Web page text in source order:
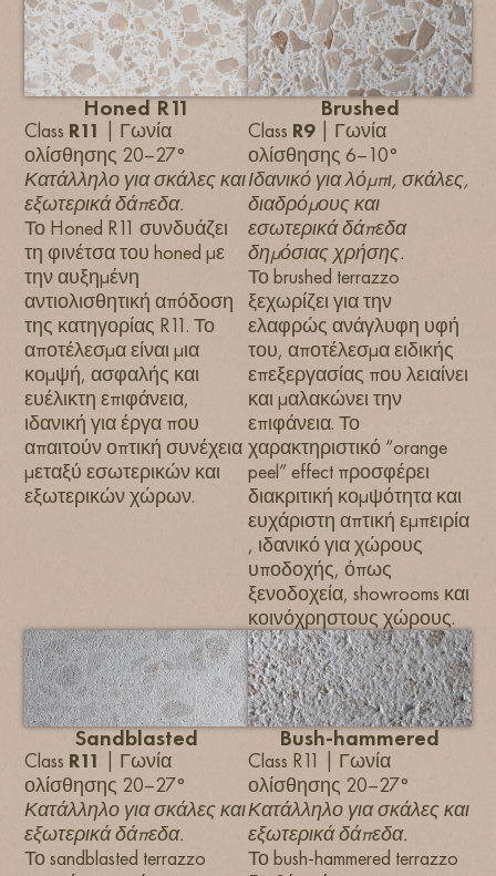
Honed R11
Class R11
| Γωνία
ολίσθησης 20–27°
Κατάλληλο για σκάλες και
εξωτερικά δάπεδα.
Το Honed R11 συνδυάζει
τη φινέτσα του honed με
την αυξημένη
αντιολισθητική απόδοση
της κατηγορίας R11. Το
αποτέλεσμα είναι μια
κομψή, ασφαλής και
ευέλικτη επιφάνεια,
ιδανική για έργα που
απαιτούν οπτική συνέχεια
μεταξύ εσωτερικών και
εξωτερικών χώρων.
Brushed
Class R9 | Γωνία
ολίσθησης 6–10°
Ιδανικό για λόμπι, σκάλες,
διαδρόμους και
εσωτερικά δάπεδα
δημόσιας χρήσης.
Το brushed terrazzo
ξεχωρίζει για την
ελαφρώς ανάγλυφη υφή
του, αποτέλεσμα ειδικής
επεξεργασίας που λειαίνει
και μαλακώνει την
επιφάνεια. Το
χαρακτηριστικό “orange
peel” effect προσφέρει
διακριτική κομψότητα και
ευχάριστη απτική εμπειρία
, ιδανικό για χώρους
υποδοχής, όπως
ξενοδοχεία, showrooms και
κοινόχρηστους χώρους.
Sandblasted
Class R11
| Γωνία
ολίσθησης 20–27°
Κατάλληλο για σκάλες και
εξωτερικά δάπεδα.
Το sandblasted terrazzo
Bush-hammered
Class R11 | Γωνία
ολίσθησης 20–27°
Κατάλληλο για σκάλες και
εξωτερικά δάπεδα.
Το bush-hammered terrazzo